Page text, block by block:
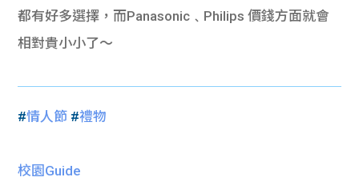
都有好多選擇，而Panasonic﹑Philips 價錢方面就會
相對貴小小了～
#情人節 #禮物
校園Guide